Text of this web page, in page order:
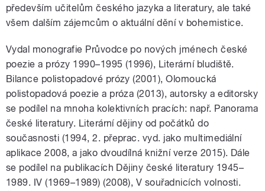
především učitelům českého jazyka a literatury, ale také
všem dalším zájemcům o aktuální dění v bohemistice.
Vydal monografie Průvodce po nových jménech české
poezie a prózy 1990–1995 (1996), Literární bludiště.
Bilance polistopadové prózy (2001), Olomoucká
polistopadová poezie a próza (2013), autorsky a editorsky
se podílel na mnoha kolektivních pracích: např. Panorama
české literatury. Literární dějiny od počátků do
současnosti (1994, 2. přeprac. vyd. jako multimediální
aplikace 2008, a jako dvoudílná knižní verze 2015). Dále
se podílel na publikacích Dějiny české literatury 1945–
1989. IV (1969–1989) (2008), V souřadnicích volnosti.